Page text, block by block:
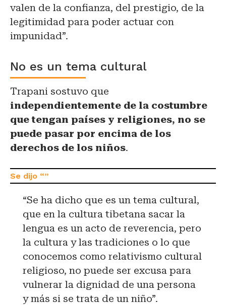
valen de la confianza, del prestigio, de la
legitimidad para poder actuar con
impunidad”.
No es un tema cultural
Trapani sostuvo que
independientemente de la costumbre
que tengan países y religiones, no se
puede pasar por encima de los
derechos de los niños.
“Se ha dicho que es un tema cultural,
que en la cultura tibetana sacar la
lengua es un acto de reverencia, pero
la cultura y las tradiciones o lo que
conocemos como relativismo cultural
religioso, no puede ser excusa para
vulnerar la dignidad de una persona
y más si se trata de un niño”.